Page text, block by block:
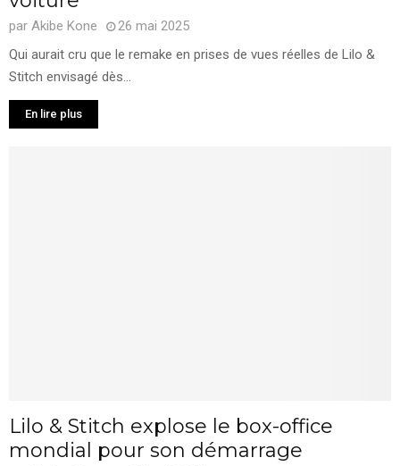
par Akibe Kone
26 mai 2025
Qui aurait cru que le remake en prises de vues réelles de Lilo &
Stitch envisagé dès...
En lire plus
Lilo & Stitch explose le box-office
mondial pour son démarrage